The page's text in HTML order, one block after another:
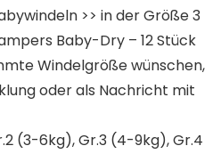
>> in der Größe 3
Baby-Dry – 12 Stück
Windelgröße wünschen,
oder als Nachricht mit
(3-6kg), Gr.3 (4-9kg), Gr.4